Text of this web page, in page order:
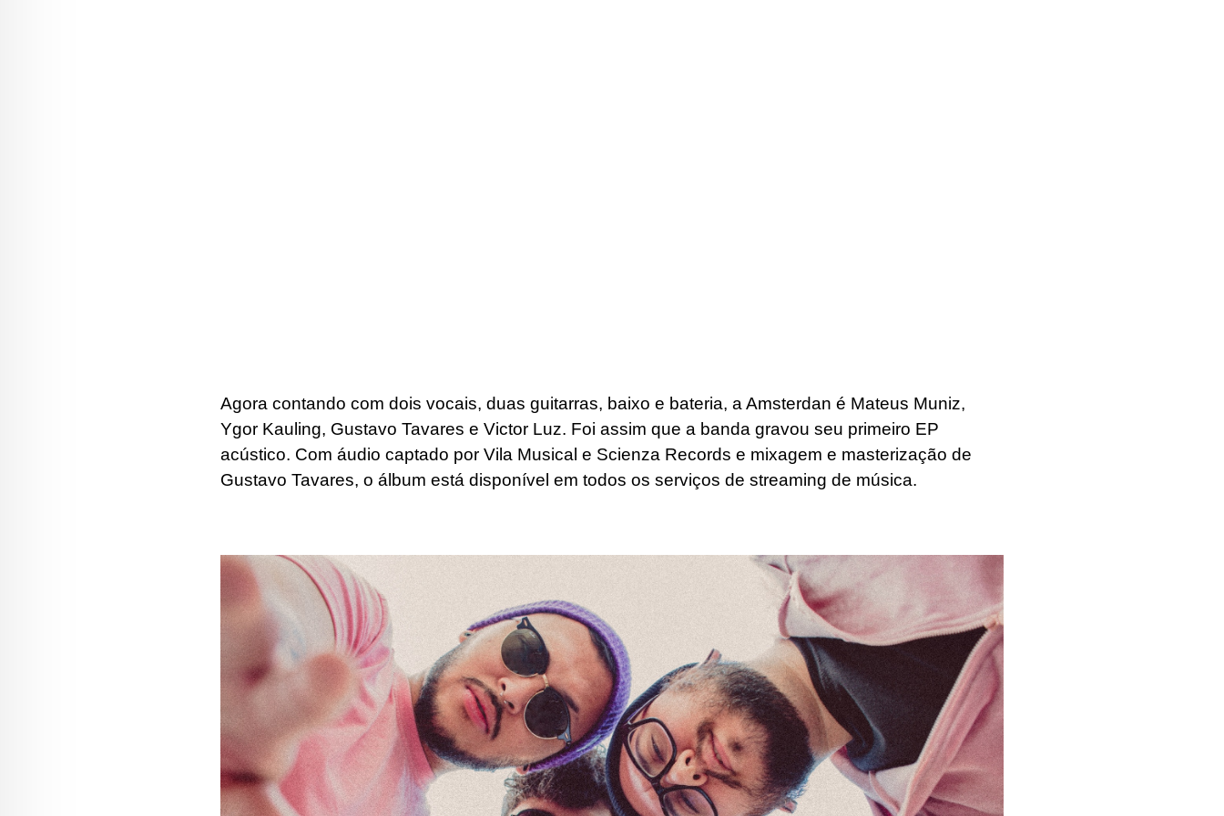
Agora contando com dois vocais, duas guitarras, baixo e bateria, a Amsterdan é Mateus Muniz,
Ygor Kauling, Gustavo Tavares e Victor Luz. Foi assim que a banda gravou seu primeiro EP
acústico. Com áudio captado por Vila Musical e Scienza Records e mixagem e masterização de
Gustavo Tavares, o álbum está disponível em todos os serviços de streaming de música.